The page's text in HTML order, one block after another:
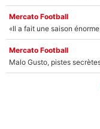
Mercato Football
Mercato Football